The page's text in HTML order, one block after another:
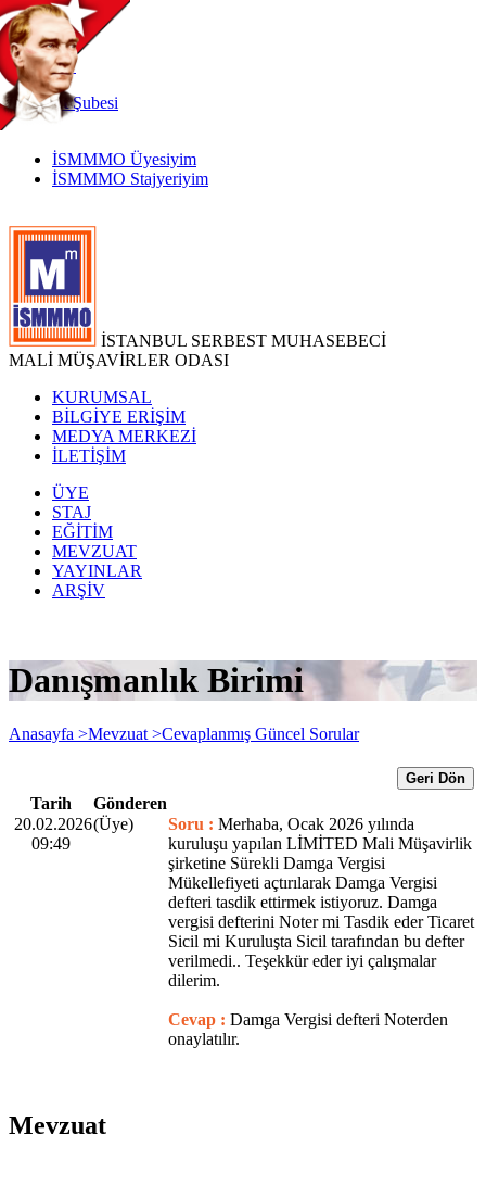
TR
|
EN
İnternetŞubesi
İSMMMO Üyesiyim
İSMMMO Stajyeriyim
İSTANBUL SERBEST MUHASEBECİ
MALİ MÜŞAVİRLER ODASI
KURUMSAL
BİLGİYE ERİŞİM
MEDYA MERKEZİ
İLETİŞİM
ÜYE
STAJ
EĞİTİM
MEVZUAT
YAYINLAR
ARŞİV
Danışmanlık Birimi
Anasayfa >Mevzuat >Cevaplanmış Güncel Sorular
Geri Dön
Tarih
Gönderen
20.02.2026
09:49
(Üye) Soru : Merhaba, Ocak 2026 yılında
kuruluşu yapılan LİMİTED Mali Müşavirlik
şirketine Sürekli Damga Vergisi
Mükellefiyeti açtırılarak Damga Vergisi
defteri tasdik ettirmek istiyoruz. Damga
vergisi defterini Noter mi Tasdik eder Ticaret
Sicil mi Kuruluşta Sicil tarafından bu defter
verilmedi.. Teşekkür eder iyi çalışmalar
dilerim.
Cevap : Damga Vergisi defteri Noterden
onaylatılır.
Mevzuat